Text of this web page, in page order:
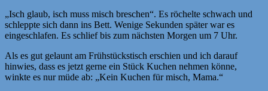
„Isch glaub, isch muss misch breschen“. Es röchelte schwach und
schleppte sich dann ins Bett. Wenige Sekunden später war es
eingeschlafen. Es schlief bis zum nächsten Morgen um 7 Uhr.
Als es gut gelaunt am Frühstückstisch erschien und ich darauf
hinwies, dass es jetzt gerne ein Stück Kuchen nehmen könne,
winkte es nur müde ab: „Kein Kuchen für misch, Mama.“